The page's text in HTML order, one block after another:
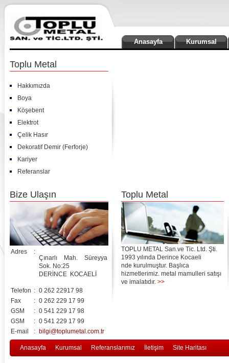
Anasayfa Kurumsal
Toplu Metal
Hakkımızda
Boya
Köşebent
Elektrot
Çelik Hasır
Dekoratif Demir (Ferforje)
Kariyer
Referanslar
Bize Ulaşın
Adres
:
Çınarlı Mah. Süreyya
Sok. No:25
DERİNCE KOCAELİ
Telefon : 0 262 22917 98
Fax
: 0 262 229 17 99
GSM
: 0 541 229 17 98
GSM
: 0 541 229 17 99
E-mail
: bilgi@toplumetal.com.tr
Toplu Metal
TOPLU METAL San.ve Tic. Ltd. Şti.
1993 yılında Derince Kocaeli
nde kurulmuştur. Başlıca
hizmetlerimiz. metal mamulleri satışı
ve imalatıdır. >>
Anasayfa Kurumsal Referanslarımız İletişim Site Haritası